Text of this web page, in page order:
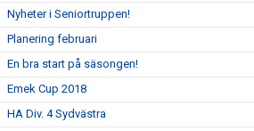
Nyheter i Seniortruppen!
Planering februari
En bra start på säsongen!
Emek Cup 2018
HA Div. 4 Sydvästra